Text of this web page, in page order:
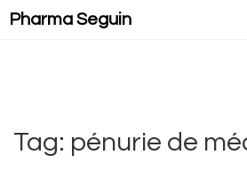
Pharma Seguin
Tag: pénurie de